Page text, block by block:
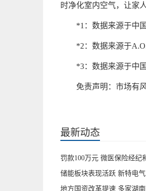
时净化室内空气，让家
*1：数据来源于中
*2：数据来源于
*3：数据来源于中
免责声明：市场有
最新动态
罚款100万元 微医保险经纪
储能板块表现活跃 新特电
地方国资改革提速 多家湖